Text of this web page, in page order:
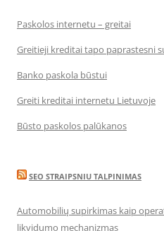
Paskolos internetu – greitai
Greitieji kreditai tapo paprastesni
Banko paskola būstui
Greiti kreditai internetu Lietuvoje
Būsto paskolos palūkanos
SEO STRAIPSNIU TALPINIMAS
Automobilių supirkimas kaip
likvidumo mechanizmas